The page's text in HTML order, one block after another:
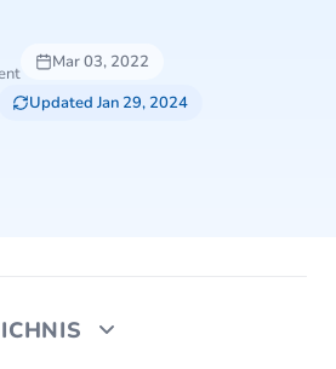
Mar 03, 2022
Updated Jan 29, 2024